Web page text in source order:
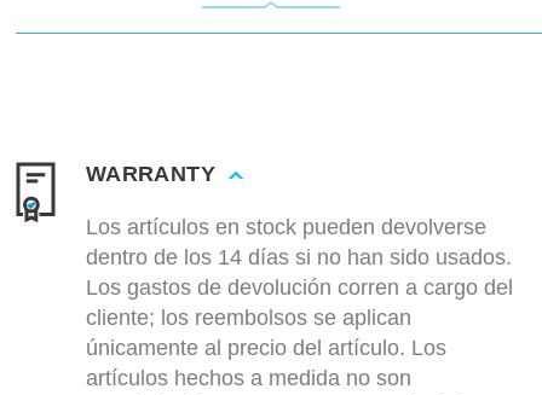
WARRANTY
Los artículos en stock pueden devolverse
dentro de los 14 días si no han sido usados.
Los gastos de devolución corren a cargo del
cliente; los reembolsos se aplican
únicamente al precio del artículo. Los
artículos hechos a medida no son